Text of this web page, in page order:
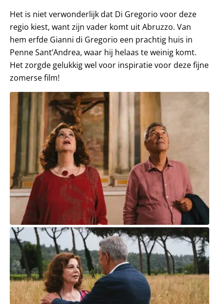
Het is niet verwonderlijk dat Di Gregorio voor deze
regio kiest, want zijn vader komt uit Abruzzo. Van
hem erfde Gianni di Gregorio een prachtig huis in
Penne Sant’Andrea, waar hij helaas te weinig komt.
Het zorgde gelukkig wel voor inspiratie voor deze fijne
zomerse film!